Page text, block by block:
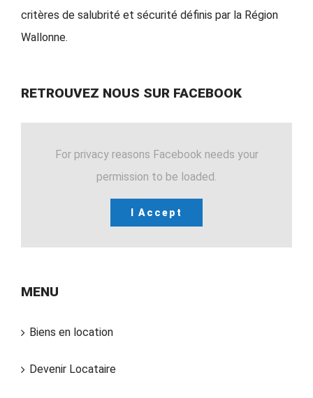
critères de salubrité et sécurité définis par la Région
Wallonne.
RETROUVEZ NOUS SUR FACEBOOK
For privacy reasons Facebook needs your
permission to be loaded.
I Accept
MENU
Biens en location
Devenir Locataire